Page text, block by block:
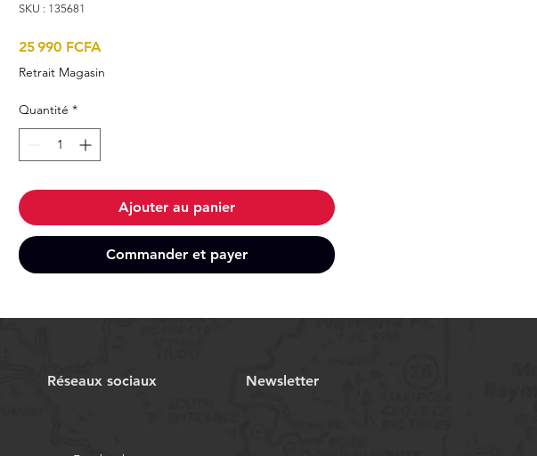
SKU : 135681
25 990 FCFA
Retrait Magasin
Quantité *
Ajouter au panier
Commander et payer
Réseaux sociaux Newsletter